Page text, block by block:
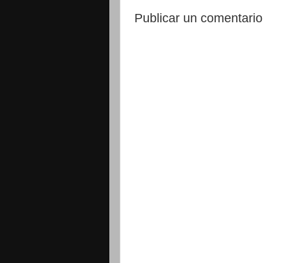
Publicar un comentario